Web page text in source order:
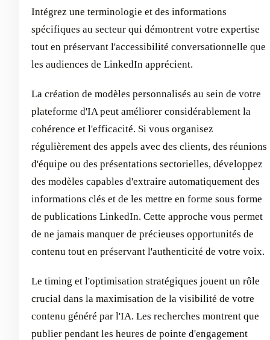
Intégrez une terminologie et des informations
spécifiques au secteur qui démontrent votre expertise
tout en préservant l'accessibilité conversationnelle que
les audiences de LinkedIn apprécient.
La création de modèles personnalisés au sein de votre
plateforme d'IA peut améliorer considérablement la
cohérence et l'efficacité. Si vous organisez
régulièrement des appels avec des clients, des réunions
d'équipe ou des présentations sectorielles, développez
des modèles capables d'extraire automatiquement des
informations clés et de les mettre en forme sous forme
de publications LinkedIn. Cette approche vous permet
de ne jamais manquer de précieuses opportunités de
contenu tout en préservant l'authenticité de votre voix.
Le timing et l'optimisation stratégiques jouent un rôle
crucial dans la maximisation de la visibilité de votre
contenu généré par l'IA. Les recherches montrent que
publier pendant les heures de pointe d'engagement